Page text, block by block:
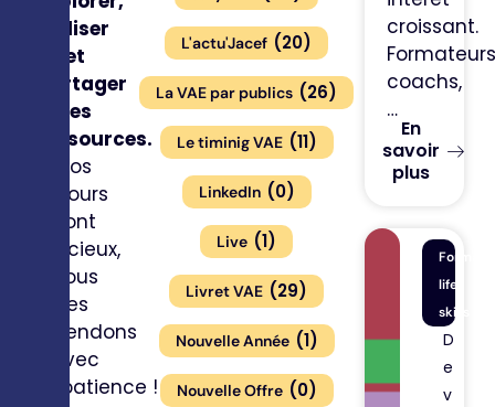
utiliser
et
partager
ces
ressources.
Vos
retours
sont
précieux,
nous
les
attendons
avec
impatience !
L'actu'Jacef (20)
La VAE par publics (26)
Le timinig VAE (11)
LinkedIn (0)
Live (1)
Livret VAE (29)
Nouvelle Année (1)
Nouvelle Offre (0)
croissant.
coachs,
…
En
savoir
plus
life
skills
D
e
v